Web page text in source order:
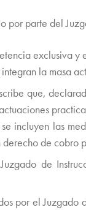
por parte del
exclusiva
la masa
que,
incluyen las
de
de
por el